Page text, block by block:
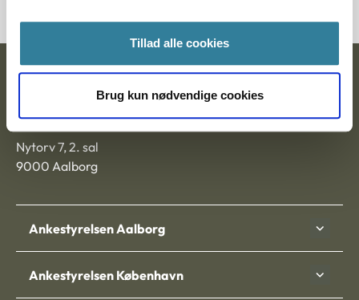
Tillad alle cookies
Brug kun nødvendige cookies
Ankestyrelsen
Nytorv 7, 2. sal
9000 Aalborg
Ankestyrelsen Aalborg
Ankestyrelsen København